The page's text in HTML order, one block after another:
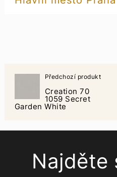
Předchozí produkt
Creation 70
1059 Secret
Garden White
Najděte